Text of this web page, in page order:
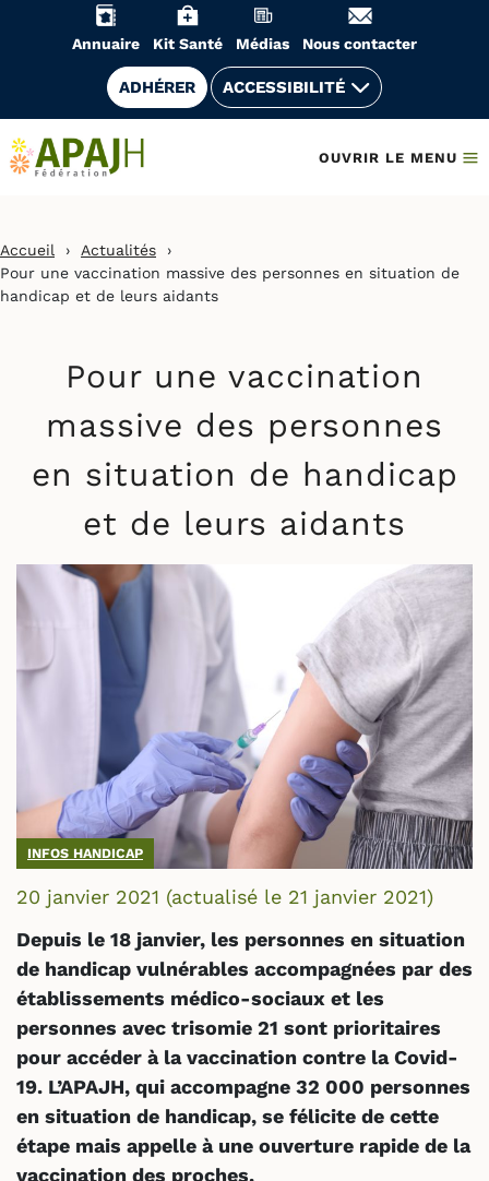
Annuaire Kit Santé Médias Nous contacter
ADHÉRER ACCESSIBILITÉ
OUVRIR LE MENU
Accueil › Actualités
›
Pour une vaccination massive des personnes en situation de
handicap et de leurs aidants
Pour une vaccination
massive des personnes
en situation de handicap
et de leurs aidants
INFOS HANDICAP
20 janvier 2021 (actualisé le 21 janvier 2021)
Depuis le 18 janvier, les personnes en situation
de handicap vulnérables accompagnées par des
établissements médico-sociaux et les
personnes avec trisomie 21 sont prioritaires
pour accéder à la vaccination contre la Covid-
19. L’APAJH, qui accompagne 32 000 personnes
en situation de handicap, se félicite de cette
étape mais appelle à une ouverture rapide de la
vaccination des proches.